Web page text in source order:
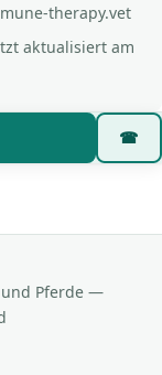
therapy.vet
aktualisiert am
☎
und Pferde —